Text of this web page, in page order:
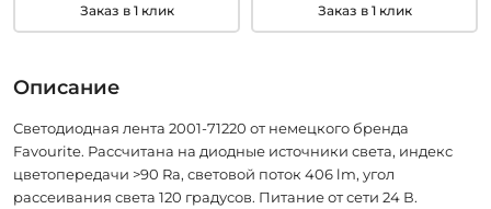
Заказ в 1 клик Заказ в 1 клик
Описание
Светодиодная лента 2001-71220 от немецкого бренда
Favourite. Рассчитана на диодные источники света, индекс
цветопередачи >90 Ra, световой поток 406 lm, угол
рассеивания света 120 градусов. Питание от сети 24 В.